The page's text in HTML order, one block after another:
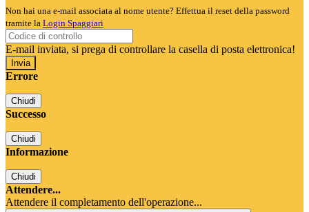
Non hai una e-mail associata al nome utente? Effettua il reset della password
tramite la Login Spaggiari
E-mail inviata, si prega di controllare la casella di posta elettronica!
Errore
Chiudi
Successo
Chiudi
Informazione
Chiudi
Attendere...
Attendere il completamento dell'operazione...